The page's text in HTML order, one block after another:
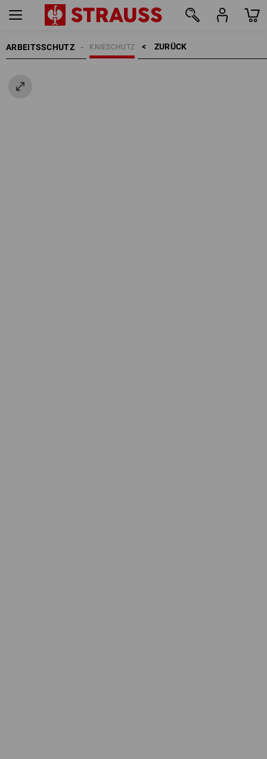
ARBEITSSCHUTZ ZURÜCK    >
KNIESCHUTZ